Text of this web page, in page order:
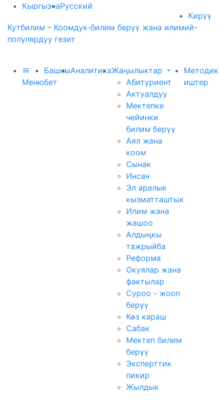
КыргызчаРусский
Кирүү
Кутбилим – Коомдук-билим берүү жана илимий-
популярдуу гезит
Меню
Башкы
бет
АналитикаЖаңылыктар
Абитуриент
Актуалдуу
Мектепке
чейинки
билим берүү
Аял жана
коом
Сынак
Инсан
Эл аралык
кызматташтык
Илим жана
жашоо
Алдыңкы
тажрыйба
Реформа
Окуялар жана
фактылар
Суроо - жооп
берүү
Көз караш
Сабак
Мектеп билим
берүү
Эксперттик
пикир
Жылдык
иштер